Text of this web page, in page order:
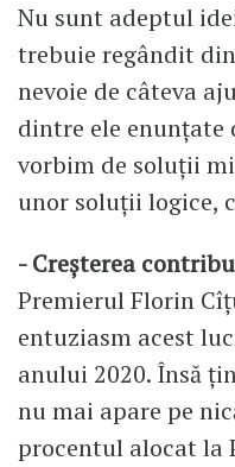
Nu sunt adeptul
trebuie regândit
nevoie de câteva
dintre ele
vorbim de soluții
unor soluții logice,
- Creșterea
Premierul Florin
entuziasm acest
anului 2020. Însă
nu mai apare pe
procentul alocat la